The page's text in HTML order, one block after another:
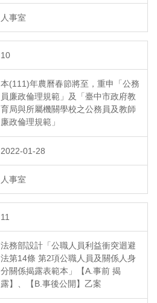
人事室
10
本(111)年農曆春節將至，重申「公務
員廉政倫理規範」及「臺中市政府教
育局與所屬機關學校之公務員及教師
廉政倫理規範」
2022-01-28
人事室
11
法務部設計「公職人員利益衝突迴避
法第14條 第2項公職人員及關係人身
分關係揭露表範本」【A.事前 揭
露】、【B.事後公開】乙案